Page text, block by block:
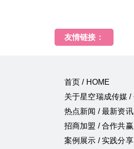
友情链接：
首页 / HOME
关于星空瑞成传媒
热点新闻 / 最新资
招商加盟 / 合作共
案例展示 / 实践分